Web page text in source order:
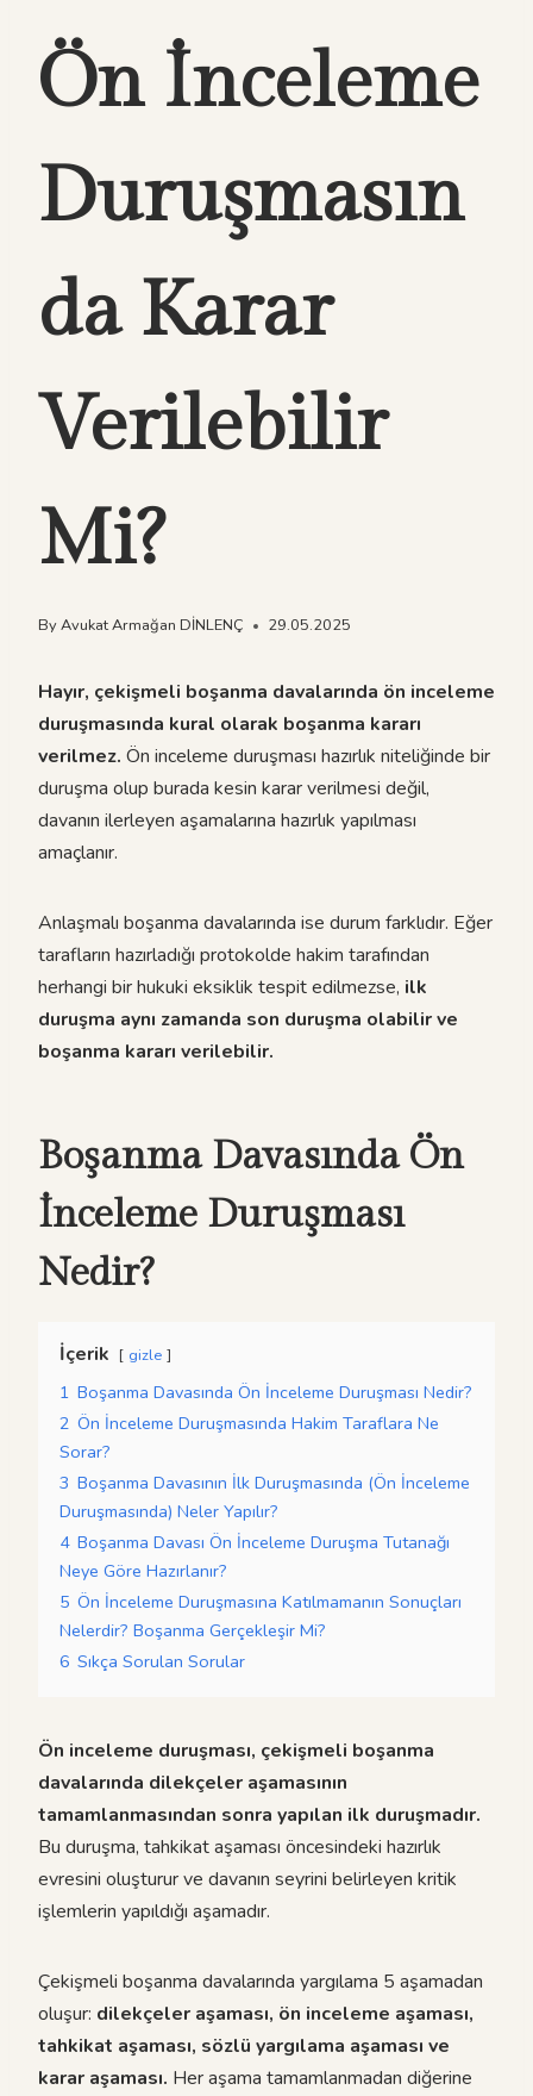
Ön İnceleme
Duruşmasın
da Karar
Verilebilir
Mi?
ByAvukat Armağan DİNLENÇ 29.05.2025
Hayır, çekişmeli boşanma davalarında ön inceleme
duruşmasında kural olarak boşanma kararı
verilmez. Ön inceleme duruşması hazırlık niteliğinde bir
duruşma olup burada kesin karar verilmesi değil,
davanın ilerleyen aşamalarına hazırlık yapılması
amaçlanır.
Anlaşmalı boşanma davalarında ise durum farklıdır. Eğer
tarafların hazırladığı protokolde hakim tarafından
herhangi bir hukuki eksiklik tespit edilmezse, ilk
duruşma aynı zamanda son duruşma olabilir ve
boşanma kararı verilebilir.
Boşanma Davasında Ön
İnceleme Duruşması
Nedir?
İçerik gizle
1 Boşanma Davasında Ön İnceleme Duruşması Nedir?
2 Ön İnceleme Duruşmasında Hakim Taraflara Ne
Sorar?
3 Boşanma Davasının İlk Duruşmasında (Ön İnceleme
Duruşmasında) Neler Yapılır?
4 Boşanma Davası Ön İnceleme Duruşma Tutanağı
Neye Göre Hazırlanır?
5 Ön İnceleme Duruşmasına Katılmamanın Sonuçları
Nelerdir? Boşanma Gerçekleşir Mi?
6 Sıkça Sorulan Sorular
Ön inceleme duruşması, çekişmeli boşanma
davalarında dilekçeler aşamasının
tamamlanmasından sonra yapılan ilk duruşmadır.
Bu duruşma, tahkikat aşaması öncesindeki hazırlık
evresini oluşturur ve davanın seyrini belirleyen kritik
işlemlerin yapıldığı aşamadır.
Çekişmeli boşanma davalarında yargılama 5 aşamadan
oluşur: dilekçeler aşaması, ön inceleme aşaması,
tahkikat aşaması, sözlü yargılama aşaması ve
karar aşaması. Her aşama tamamlanmadan diğerine